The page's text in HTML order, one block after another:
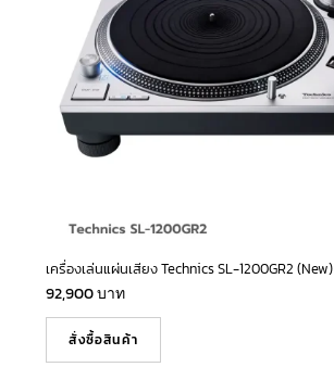
เครื่องเล่นแผ่นเสียง Technics SL-1200GR2 (New)
92,900บาท
สั่งซื้อสินค้า